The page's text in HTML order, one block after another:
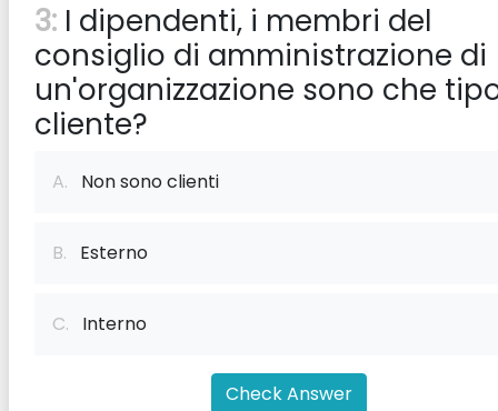
3: I dipendenti, i membri del
consiglio di amministrazione di
un'organizzazione sono che
cliente?
A. Non sono clienti
B. Esterno
C. Interno
Check Answer